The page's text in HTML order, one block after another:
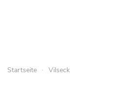
Startseite Vilseck